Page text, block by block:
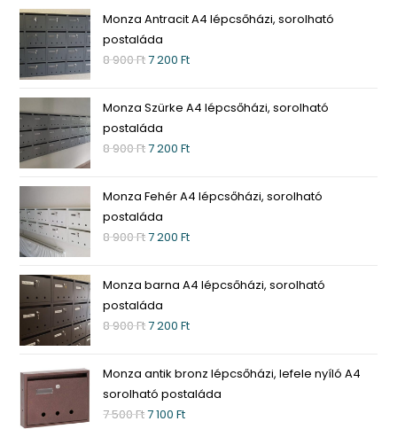
Monza Antracit A4 lépcsőházi, sorolható
postaláda
8 900Ft7 200Ft
Monza Szürke A4 lépcsőházi, sorolható
postaláda
8 900Ft7 200Ft
Monza Fehér A4 lépcsőházi, sorolható
postaláda
8 900Ft7 200Ft
Monza barna A4 lépcsőházi, sorolható
postaláda
8 900Ft7 200Ft
Monza antik bronz lépcsőházi, lefele nyíló A4
sorolható postaláda
7 500Ft7 100Ft